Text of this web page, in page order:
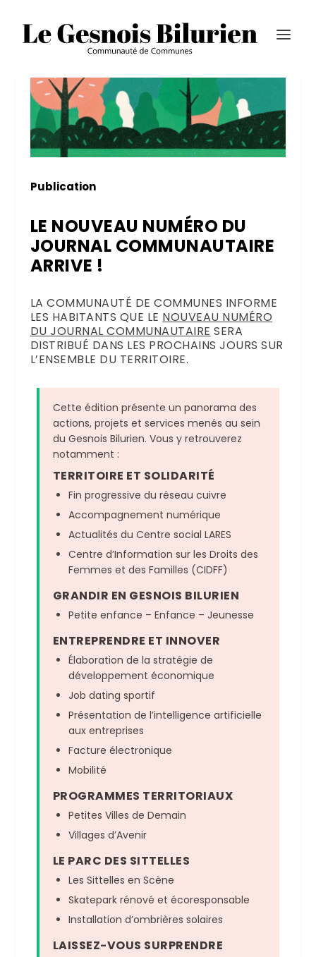
Publication
LE NOUVEAU NUMÉRO DU
JOURNAL COMMUNAUTAIRE
ARRIVE !
LA COMMUNAUTÉ DE COMMUNES INFORME
LES HABITANTS QUE LE NOUVEAU NUMÉRO
DU JOURNAL COMMUNAUTAIRE SERA
DISTRIBUÉ DANS LES PROCHAINS JOURS SUR
L’ENSEMBLE DU TERRITOIRE.
Cette édition présente un panorama des
actions, projets et services menés au sein
du Gesnois Bilurien. Vous y retrouverez
notamment :
TERRITOIRE ET SOLIDARITÉ
Fin progressive du réseau cuivre
Accompagnement numérique
Actualités du Centre social LARES
Centre d’Information sur les Droits des
Femmes et des Familles (CIDFF)
GRANDIR EN GESNOIS BILURIEN
Petite enfance – Enfance – Jeunesse
ENTREPRENDRE ET INNOVER
Élaboration de la stratégie de
développement économique
Job dating sportif
Présentation de l’intelligence artificielle
aux entreprises
Facture électronique
Mobilité
PROGRAMMES TERRITORIAUX
Petites Villes de Demain
Villages d’Avenir
LE PARC DES SITTELLES
Les Sittelles en Scène
Skatepark rénové et écoresponsable
Installation d’ombrières solaires
LAISSEZ-VOUS SURPRENDRE